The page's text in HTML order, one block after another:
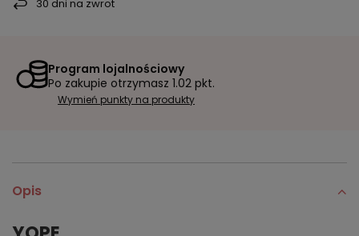
30 dni na zwrot
Program lojalnościowy
Po zakupie otrzymasz 1.02 pkt.
Wymień punkty na produkty
Opis